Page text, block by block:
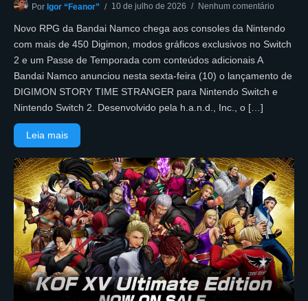
Por Igor “Feanor” 10 de julho de 2026 Nenhum comentário
Novo RPG da Bandai Namco chega aos consoles da Nintendo
com mais de 450 Digimon, modos gráficos exclusivos no Switch
2 e um Passe de Temporada com conteúdos adicionais A
Bandai Namco anunciou nesta sexta-feira (10) o lançamento de
DIGIMON STORY TIME STRANGER para Nintendo Switch e
Nintendo Switch 2. Desenvolvido pela h.a.n.d., Inc., o […]
Leia mais